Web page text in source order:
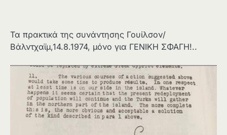
Τα πρακτικά της συνάντησης Γουίλσον/
Βάλντχαϊμ,14.8.1974, μόνο για ΓΕΝΙΚΗ ΣΦΑΓΗ!..